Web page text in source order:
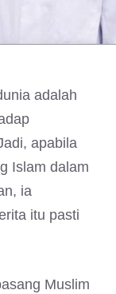
adalah
apabila
Islam dalam
ia
itu pasti
Muslim